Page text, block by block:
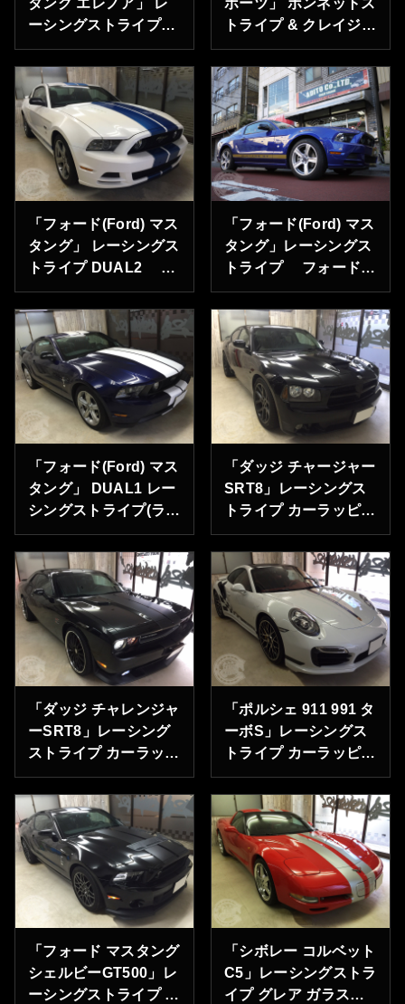
タング エレノア」 レ
ーシングストライプ
DUAL2 神奈川県横
浜市のM様ありがとう
ございます。
ポーツ」 ボンネットス
トライプ & クレイジー
カーボンラッピング
埼玉県さいたま市のＨ
様ありがとうございま
す。
「フォード(Ford) マス
タング」 レーシングス
トライプ DUAL2 東
京都江戸川区のＳ様あ
りがとうございます。
「フォード(Ford) マス
タング」レーシングス
トライプ フォード
ディーラー様よりご依
頼承りました。
「フォード(Ford) マス
タング」 DUAL1 レー
シングストライプ(ラリ
ーストライプ) 千葉
県浦安市のＭ様ありが
とうございます。
「ダッジ チャージャー
SRT8」レーシングス
トライプ カーラッピン
グ 静岡県静岡市のＭ
様ありがとうございま
す。
「ダッジ チャレンジャ
ーSRT8」レーシング
ストライプ カーラッピ
ング 東京都中央区の
Ｋ様ありがとうござい
ます。
「ポルシェ 911 991 タ
ーボS」レーシングス
トライプ カーラッピン
グ 埼玉県さいたま市
のＳ様ありがとうござ
います。
「フォード マスタング
シェルビーGT500」レ
ーシングストライプ
「シボレー コルベット
C5」レーシングストラ
イプ グレア ガラスコ